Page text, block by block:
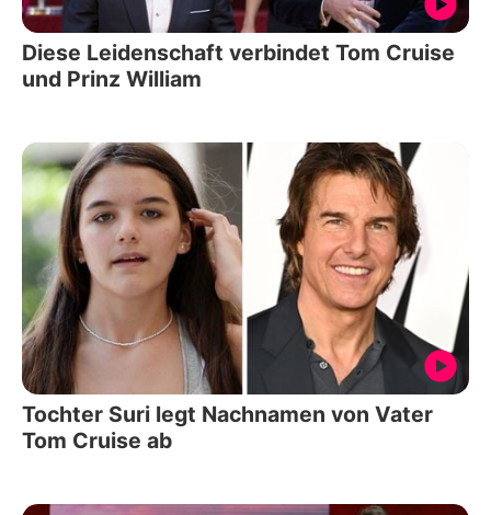
Diese Leidenschaft verbindet Tom Cruise
und Prinz William
Tochter Suri legt Nachnamen von Vater
Tom Cruise ab